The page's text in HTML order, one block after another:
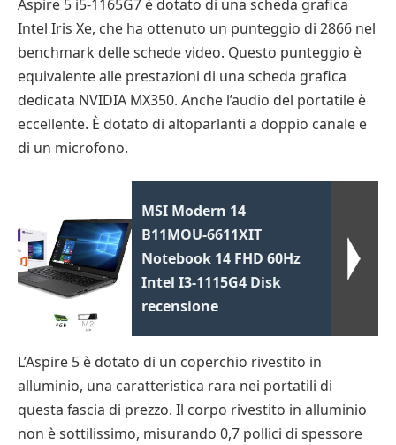
Aspire 5 i5-1165G7 è dotato di una scheda grafica
Intel Iris Xe, che ha ottenuto un punteggio di 2866 nel
benchmark delle schede video. Questo punteggio è
equivalente alle prestazioni di una scheda grafica
dedicata NVIDIA MX350. Anche l’audio del portatile è
eccellente. È dotato di altoparlanti a doppio canale e
di un microfono.
MSI Modern 14
B11MOU-6611XIT
Notebook 14 FHD 60Hz
Intel I3-1115G4 Disk
recensione
L’Aspire 5 è dotato di un coperchio rivestito in
alluminio, una caratteristica rara nei portatili di
questa fascia di prezzo. Il corpo rivestito in alluminio
non è sottilissimo, misurando 0,7 pollici di spessore